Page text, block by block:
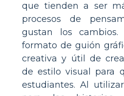
que tienden a ser
procesos de
gustan los
formato de guión
creativa y útil de
de estilo visual para
estudiantes. Al